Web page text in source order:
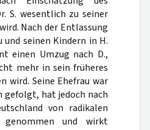
S. wesentlich zu seiner
Nach der Entlassung
seinen Kindern in H.
einen Umzug nach D.,
mehr in sein früheres
wird. Seine Ehefrau war
gefolgt, hat jedoch nach
von radikalen
genommen und wirkt